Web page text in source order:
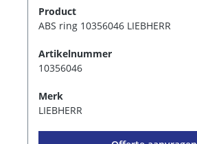
Product
ABS ring 10356046 LIEBHERR
Artikelnummer
10356046
Merk
LIEBHERR